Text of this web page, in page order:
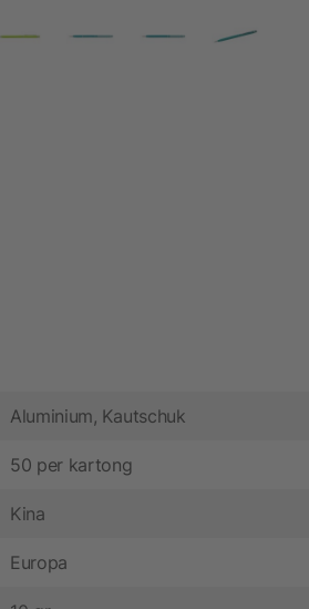
Aluminium, Kautschuk
50 per kartong
Kina
Europa